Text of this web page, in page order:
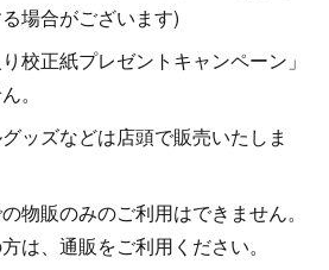
場合がございます)
校正紙プレゼントキャンペーン」
。
ッズなどは店頭で販売いたしま
物販のみのご利用はできません。
は、通販をご利用ください。